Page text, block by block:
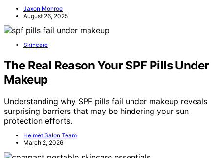
Jaxon Monroe
August 26, 2025
Skincare
The Real Reason Your SPF Pills Under
Makeup
Understanding why SPF pills fail under makeup reveals
surprising barriers that may be hindering your sun
protection efforts.
Helmet Salon Team
March 2, 2026